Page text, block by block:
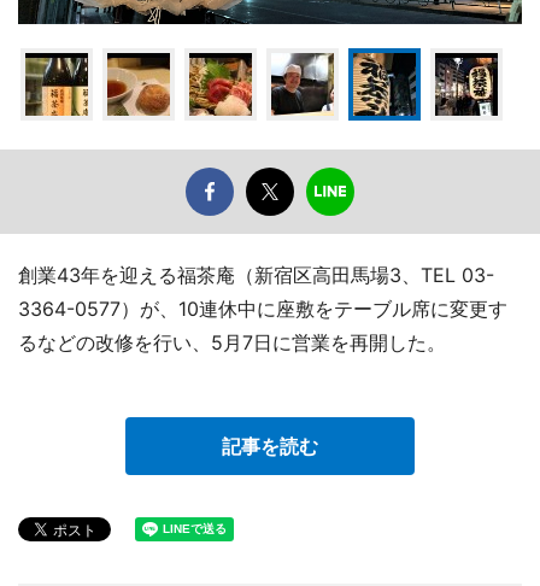
創業43年を迎える福茶庵（新宿区高田馬場3、TEL 03-
3364-0577）が、10連休中に座敷をテーブル席に変更す
るなどの改修を行い、5月7日に営業を再開した。
記事を読む